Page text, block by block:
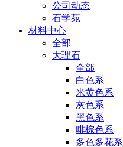
公司动态
石学苑
材料中心
全部
大理石
全部
白色系
米黄色系
灰色系
黑色系
啡棕色系
多色多花系